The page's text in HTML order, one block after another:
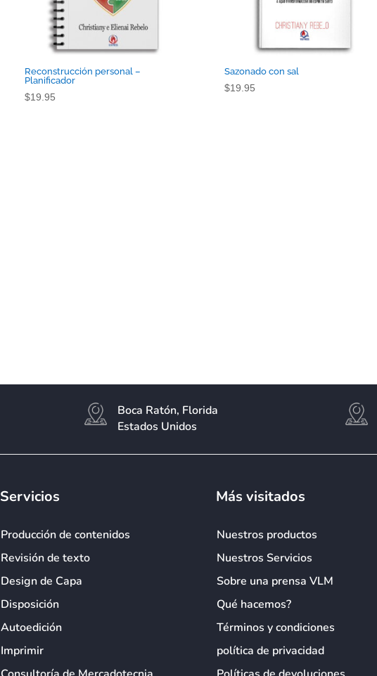
Reconstrucción personal –
Planificador
$19.95
Sazonado con sal
$19.95
Boca Ratón, Florida
Estados Unidos
Servicios
Producción de contenidos
Revisión de texto
Design de Capa
Disposición
Autoedición
Imprimir
Más visitados
Nuestros productos
Nuestros Servicios
Sobre una prensa VLM
Qué hacemos?
Términos y condiciones
política de privacidad